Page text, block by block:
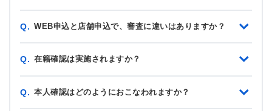
Q. WEB申込と店舗申込で、審査に違いはありますか？
Q. 在籍確認は実施されますか？
Q. 本人確認はどのようにおこなわれますか？